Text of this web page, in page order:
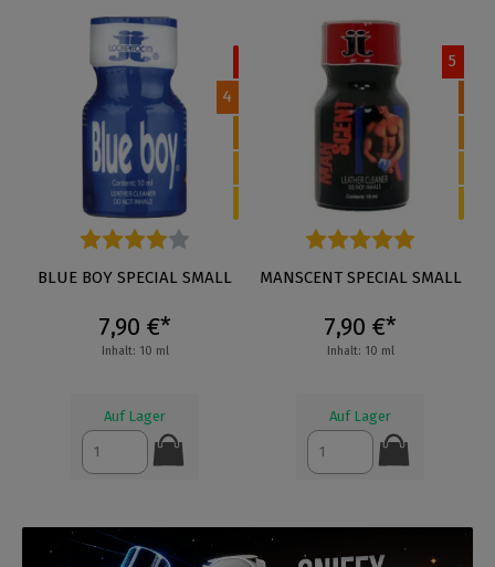
4
Durchschnittliche Bewertung von 4 von 5 Sternen
BLUE BOY SPECIAL SMALL
7,90 €*
Inhalt: 10 ml
Auf Lager
5
Durchschnittliche
MANSCENT SPECIAL SMALL
7,90 €*
Inhalt: 10 ml
Auf Lager